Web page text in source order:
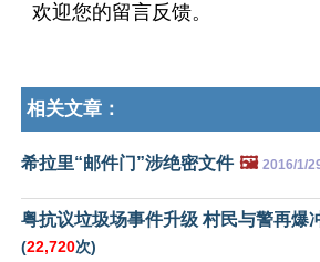
欢迎您的留言反馈。
相关文章：
希拉里“邮件门”涉绝密文件 🖼️ 2016/1/
粤抗议垃圾场事件升级 村民与警再爆
(22,720次)